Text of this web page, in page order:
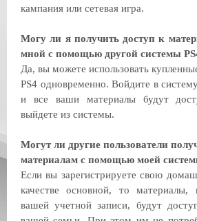
кампания или сетевая игра.
Могу ли я получить доступ к
мной с помощью другой системы
Да, вы можете использовать
PS4 одновременно. Войдите в
и все ваши материалы будут
выйдете из системы.
Могут ли другие пользователи
материалам с помощью моей
Если вы зарегистрируете свою
качестве основной, то материалы,
вашей учетной записи, будут